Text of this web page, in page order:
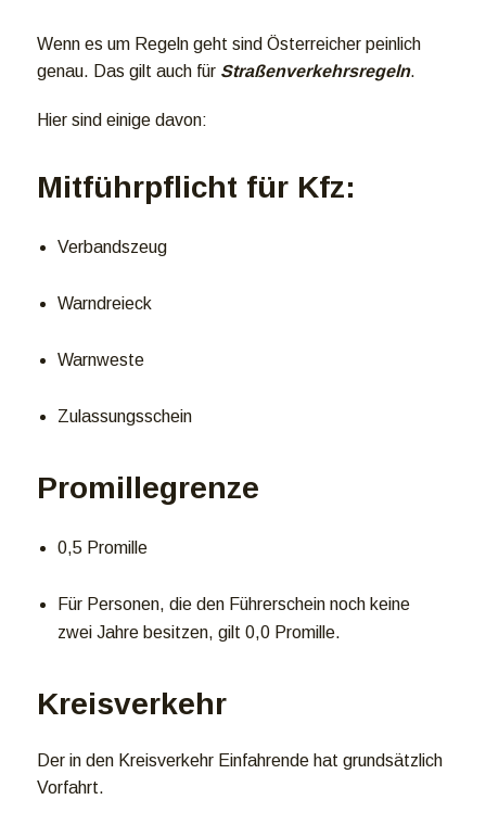
Wenn es um Regeln geht sind Österreicher peinlich
genau. Das gilt auch für Straßenverkehrsregeln.
Hier sind einige davon:
Mitführpflicht für Kfz:
Verbandszeug
Warndreieck
Warnweste
Zulassungsschein
Promillegrenze
0,5 Promille
Für Personen, die den Führerschein noch keine
zwei Jahre besitzen, gilt 0,0 Promille.
Kreisverkehr
Der in den Kreisverkehr Einfahrende hat grundsätzlich
Vorfahrt.